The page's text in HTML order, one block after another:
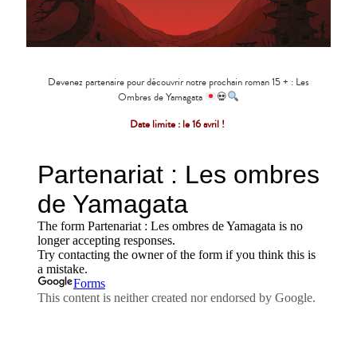
Devenez partenaire pour découvrir notre prochain roman 15 + : Les
Ombres de Yamagata
💀
Date limite : le 16 avril !